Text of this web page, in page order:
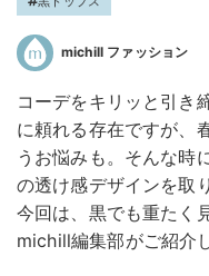
michill ファッション
コーデをキリッと引き
に頼れる存在ですが、
うお悩みも。そんな時
の透け感デザインを取
今回は、黒でも重たく
michill編集部がご紹介